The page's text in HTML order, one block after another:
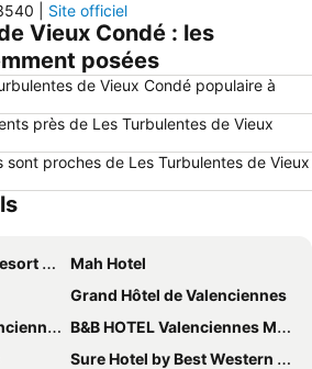
Site officiel
Vieux Condé : les
posées
de Vieux Condé populaire à
près de Les Turbulentes de Vieux
proches de Les Turbulentes de Vieux
Hotel
Mah Hotel
Grand Hôtel de Valenciennes
Foret
B&B HOTEL Valenciennes Marly
Sure Hotel by Best Western Saint-Amand-Les-Eaux